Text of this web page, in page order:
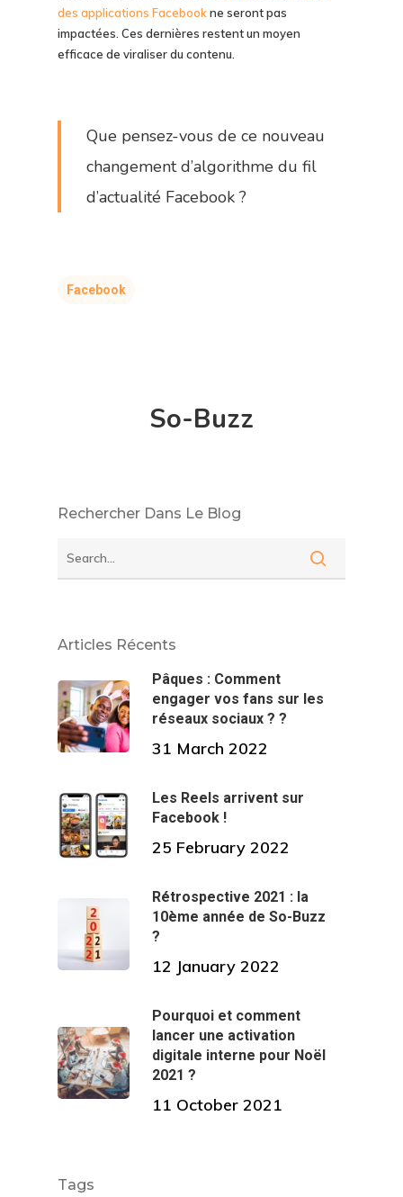
des applications Facebookne seront pas
impactées. Ces dernières restent un moyen
efficace de viraliser du contenu.
Que pensez-vous de ce nouveau
changement d’algorithme du fil
d’actualité Facebook ?
Facebook
So-Buzz
Rechercher Dans Le Blog
Articles Récents
Pâques : Comment
engager vos fans sur les
réseaux sociaux ? ?
31 March 2022
Les Reels arrivent sur
Facebook !
25 February 2022
Rétrospective 2021 : la
10ème année de So-Buzz
?
12 January 2022
Pourquoi et comment
lancer une activation
digitale interne pour Noël
2021 ?
11 October 2021
Tags